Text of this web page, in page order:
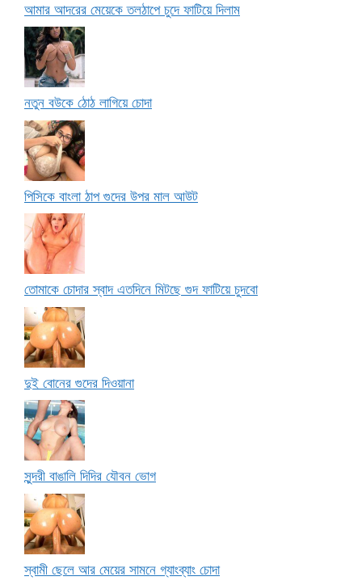
আমার আদরের মেয়েকে তলঠাপে চুদে ফাটিয়ে দিলাম
নতুন বউকে ঠোঠ লাগিয়ে চোদা
পিসিকে বাংলা ঠাপ গুদের উপর মাল আউট
তোমাকে চোদার স্বাদ এতদিনে মিটছে গুদ ফাটিয়ে চুদবো
দুই বোনের গুদের দিওয়ানা
সুন্দরী বাঙালি দিদির যৌবন ভোগ
স্বামী ছেলে আর মেয়ের সামনে গ্যাংব্যাং চোদা